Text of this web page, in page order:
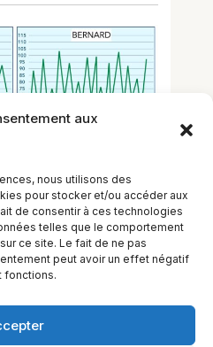
aux
nous utilisons des
pour stocker et/ou accéder aux
de consentir à ces technologies
telles que le comportement
ce site. Le fait de ne pas
peut avoir un effet négatif
fonctions.
sign in or sign up to